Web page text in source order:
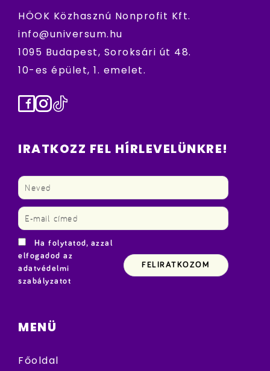
HÖOK Közhasznú Nonprofit Kft.
info@universum.hu
1095 Budapest, Soroksári út 48.
10-es épület, 1. emelet.
Facebook
Instagram
TikTok
IRATKOZZ FEL HÍRLEVELÜNKRE!
Ha folytatod, azzal
elfogadod az
adatvédelmi
szabályzatot
MENÜ
Főoldal